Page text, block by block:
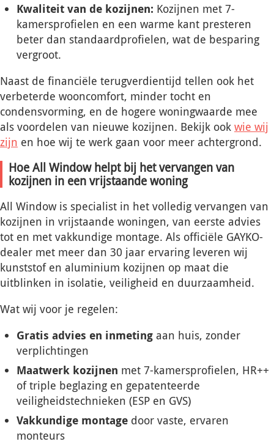
Kwaliteit van de kozijnen: Kozijnen met 7-
kamersprofielen en een warme kant presteren
beter dan standaardprofielen, wat de besparing
vergroot.
Naast de financiële terugverdientijd tellen ook het
verbeterde wooncomfort, minder tocht en
condensvorming, en de hogere woningwaarde mee
als voordelen van nieuwe kozijnen. Bekijk ook wie wij
zijn en hoe wij te werk gaan voor meer achtergrond.
Hoe All Window helpt bij het vervangen van
kozijnen in een vrijstaande woning
All Window is specialist in het volledig vervangen van
kozijnen in vrijstaande woningen, van eerste advies
tot en met vakkundige montage. Als officiële GAYKO-
dealer met meer dan 30 jaar ervaring leveren wij
kunststof en aluminium kozijnen op maat die
uitblinken in isolatie, veiligheid en duurzaamheid.
Wat wij voor je regelen:
Gratis advies en inmeting aan huis, zonder
verplichtingen
Maatwerk kozijnen met 7-kamersprofielen, HR++
of triple beglazing en gepatenteerde
veiligheidstechnieken (ESP en GVS)
Vakkundige montage door vaste, ervaren
monteurs